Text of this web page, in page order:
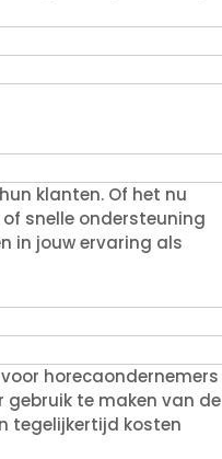
klanten. Of het nu
snelle ondersteuning
in jouw ervaring als
horecaondernemers
gebruik te maken van de
tegelijkertijd kosten